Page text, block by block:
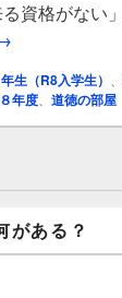
資格がない
週の道徳（５
年生（R8入学生）
年度 道徳の部屋
がある？